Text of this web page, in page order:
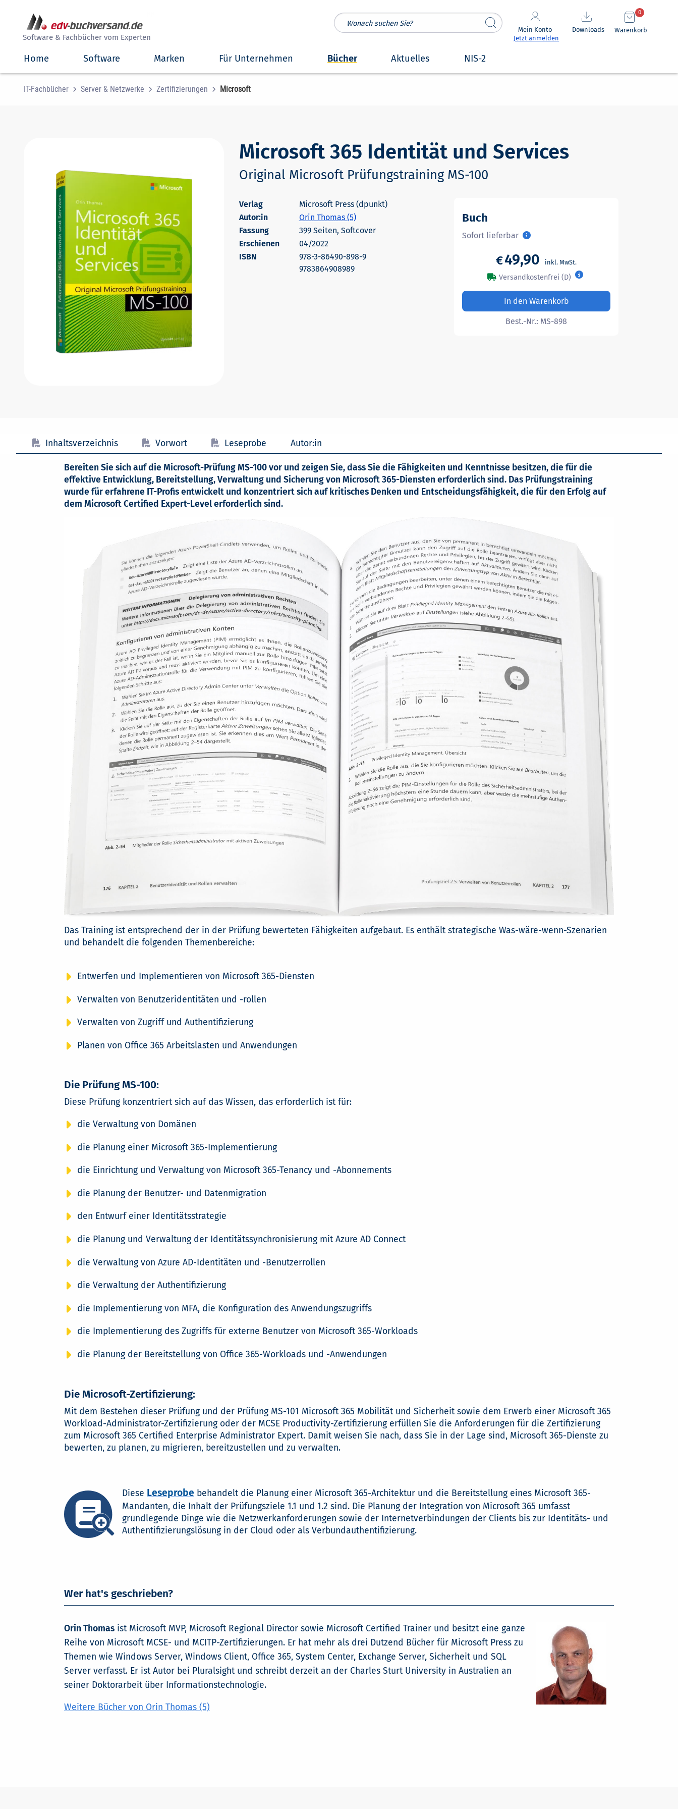
Software & Fachbücher vom Experten
Mein Konto
Jetzt anmelden
Downloads Warenkorb
0
Home Software Marken Für Unternehmen Bücher Aktuelles NIS-2
IT-Fachbücher Server & Netzwerke Zertifizierungen Microsoft
Microsoft 365 Identität und Services
Original Microsoft Prüfungstraining MS-100
Microsoft Press (dpunkt)
Autor:in
Orin Thomas (5)
399 Seiten, Softcover
Erschienen
04/2022
978-3-86490-898-9
9783864908989
Buch
Sofort lieferbar
€49,90
Versandkostenfrei (D)
In den Warenkorb
Best.-Nr.: MS-898
Inhaltsverzeichnis Vorwort Leseprobe Autor:in
Bereiten Sie sich auf die Microsoft-Prüfung MS-100 vor und zeigen Sie, dass Sie die Fähigkeiten und Kenntnisse besitzen, die für die
effektive Entwicklung, Bereitstellung, Verwaltung und Sicherung von Microsoft 365-Diensten erforderlich sind. Das Prüfungstraining
wurde für erfahrene IT-Profis entwickelt und konzentriert sich auf kritisches Denken und Entscheidungsfähigkeit, die für den Erfolg auf
dem Microsoft Certified Expert-Level erforderlich sind.
Das Training ist entsprechend der in der Prüfung bewerteten Fähigkeiten aufgebaut. Es enthält strategische Was-wäre-wenn-Szenarien
und behandelt die folgenden Themenbereiche:
Entwerfen und Implementieren von Microsoft 365-Diensten
Verwalten von Benutzeridentitäten und -rollen
Verwalten von Zugriff und Authentifizierung
Planen von Office 365 Arbeitslasten und Anwendungen
Die Prüfung MS-100:
Diese Prüfung konzentriert sich auf das Wissen, das erforderlich ist für:
die Verwaltung von Domänen
die Planung einer Microsoft 365-Implementierung
die Einrichtung und Verwaltung von Microsoft 365-Tenancy und -Abonnements
die Planung der Benutzer- und Datenmigration
den Entwurf einer Identitätsstrategie
die Planung und Verwaltung der Identitätssynchronisierung mit Azure AD Connect
die Verwaltung von Azure AD-Identitäten und -Benutzerrollen
die Verwaltung der Authentifizierung
die Implementierung von MFA, die Konfiguration des Anwendungszugriffs
die Implementierung des Zugriffs für externe Benutzer von Microsoft 365-Workloads
die Planung der Bereitstellung von Office 365-Workloads und -Anwendungen
Die Microsoft-Zertifizierung:
Mit dem Bestehen dieser Prüfung und der Prüfung MS-101 Microsoft 365 Mobilität und Sicherheit sowie dem Erwerb einer Microsoft 365
Workload-Administrator-Zertifizierung oder der MCSE Productivity-Zertifizierung erfüllen Sie die Anforderungen für die Zertifizierung
zum Microsoft 365 Certified Enterprise Administrator Expert. Damit weisen Sie nach, dass Sie in der Lage sind, Microsoft 365-Dienste zu
bewerten, zu planen, zu migrieren, bereitzustellen und zu verwalten.
Diese Leseprobe behandelt die Planung einer Microsoft 365-Architektur und die Bereitstellung eines Microsoft 365-
Mandanten, die Inhalt der Prüfungsziele 1.1 und 1.2 sind. Die Planung der Integration von Microsoft 365 umfasst
grundlegende Dinge wie die Netzwerkanforderungen sowie der Internetverbindungen der Clients bis zur Identitäts- und
Authentifizierungslösung in der Cloud oder als Verbundauthentifizierung.
Wer hat's geschrieben?
Orin Thomasist Microsoft MVP, Microsoft Regional Director sowie Microsoft Certified Trainer und besitzt eine ganze
Reihe von Microsoft MCSE- und MCITP-Zertifizierungen. Er hat mehr als drei Dutzend Bücher für Microsoft Press zu
Themen wie Windows Server, Windows Client, Office 365, System Center, Exchange Server, Sicherheit und SQL
Server verfasst. Er ist Autor bei Pluralsight und schreibt derzeit an der Charles Sturt University in Australien an
seiner Doktorarbeit über Informationstechnologie.
Weitere Bücher von Orin Thomas (5)